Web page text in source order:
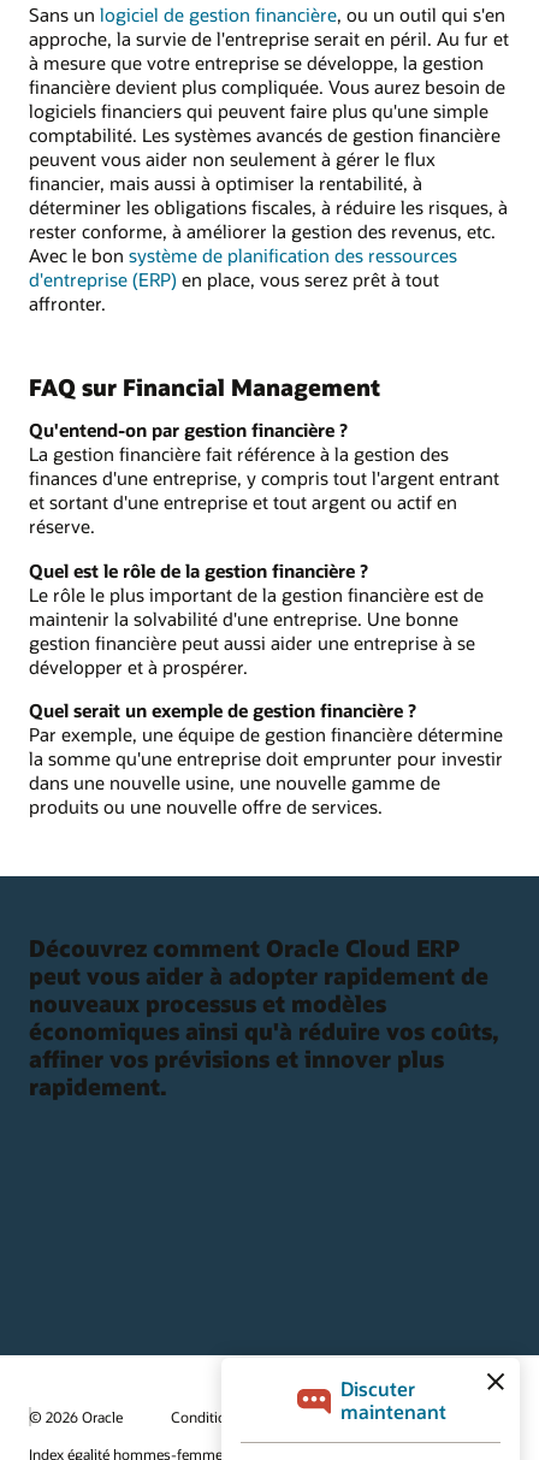
Sans un logiciel de gestion financière, ou un outil qui s'en
approche, la survie de l'entreprise serait en péril. Au fur et
à mesure que votre entreprise se développe, la gestion
financière devient plus compliquée. Vous aurez besoin de
logiciels financiers qui peuvent faire plus qu'une simple
comptabilité. Les systèmes avancés de gestion financière
peuvent vous aider non seulement à gérer le flux
financier, mais aussi à optimiser la rentabilité, à
déterminer les obligations fiscales, à réduire les risques, à
rester conforme, à améliorer la gestion des revenus, etc.
Avec le bon système de planification des ressources
d'entreprise (ERP) en place, vous serez prêt à tout
affronter.
FAQ sur Financial Management
Qu'entend-on par gestion financière ?
La gestion financière fait référence à la gestion des
finances d'une entreprise, y compris tout l'argent entrant
et sortant d'une entreprise et tout argent ou actif en
réserve.
Quel est le rôle de la gestion financière ?
Le rôle le plus important de la gestion financière est de
maintenir la solvabilité d'une entreprise. Une bonne
gestion financière peut aussi aider une entreprise à se
développer et à prospérer.
Quel serait un exemple de gestion financière ?
Par exemple, une équipe de gestion financière détermine
la somme qu'une entreprise doit emprunter pour investir
dans une nouvelle usine, une nouvelle gamme de
produits ou une nouvelle offre de services.
Découvrez comment Oracle Cloud ERP
peut vous aider à adopter rapidement de
nouveaux processus et modèles
économiques ainsi qu'à réduire vos coûts,
affiner vos prévisions et innover plus
rapidement.
© 2026 Oracle
Conditions d'utilisation et confidentialité
Index égalité hommes-femmes